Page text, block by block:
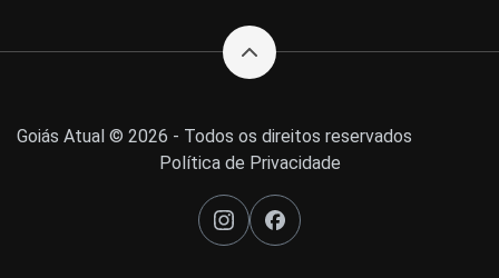
Goiás Atual © 2026 - Todos os direitos reservados
Política de Privacidade